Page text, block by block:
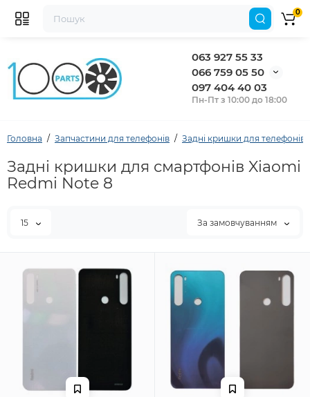
063 927 55 33
066 759 05 50
097 404 40 03
Пн-Пт з 10:00 до 18:00
0
Головна Запчастини для телефонів Задні кришки для телефонів
Задні кришки для смартфонів Xiaomi
Redmi Note 8
15 За замовчуванням